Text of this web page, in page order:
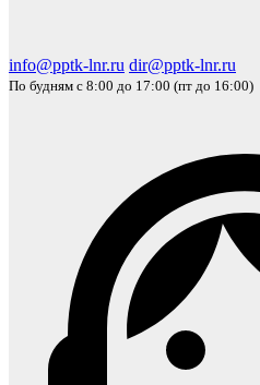
info@pptk-lnr.ru dir@pptk-lnr.ru
По будням с 8:00 до 17:00 (пт до 16:00)